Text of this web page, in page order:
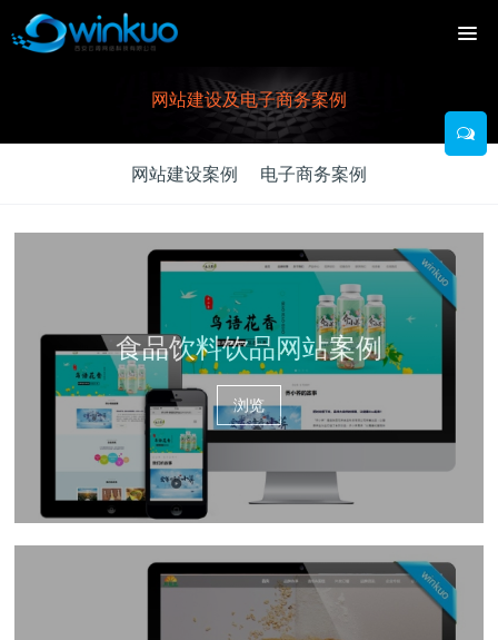
网站建设及电子商务案例
网站建设案例 电子商务案例
食品饮料饮品网站案例
浏览